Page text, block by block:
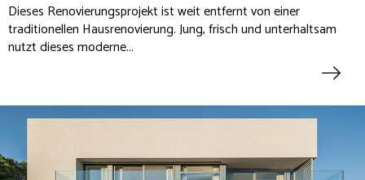
Dieses Renovierungsprojekt ist weit entfernt von einer
traditionellen Hausrenovierung. Jung, frisch und unterhaltsam
nutzt dieses moderne...